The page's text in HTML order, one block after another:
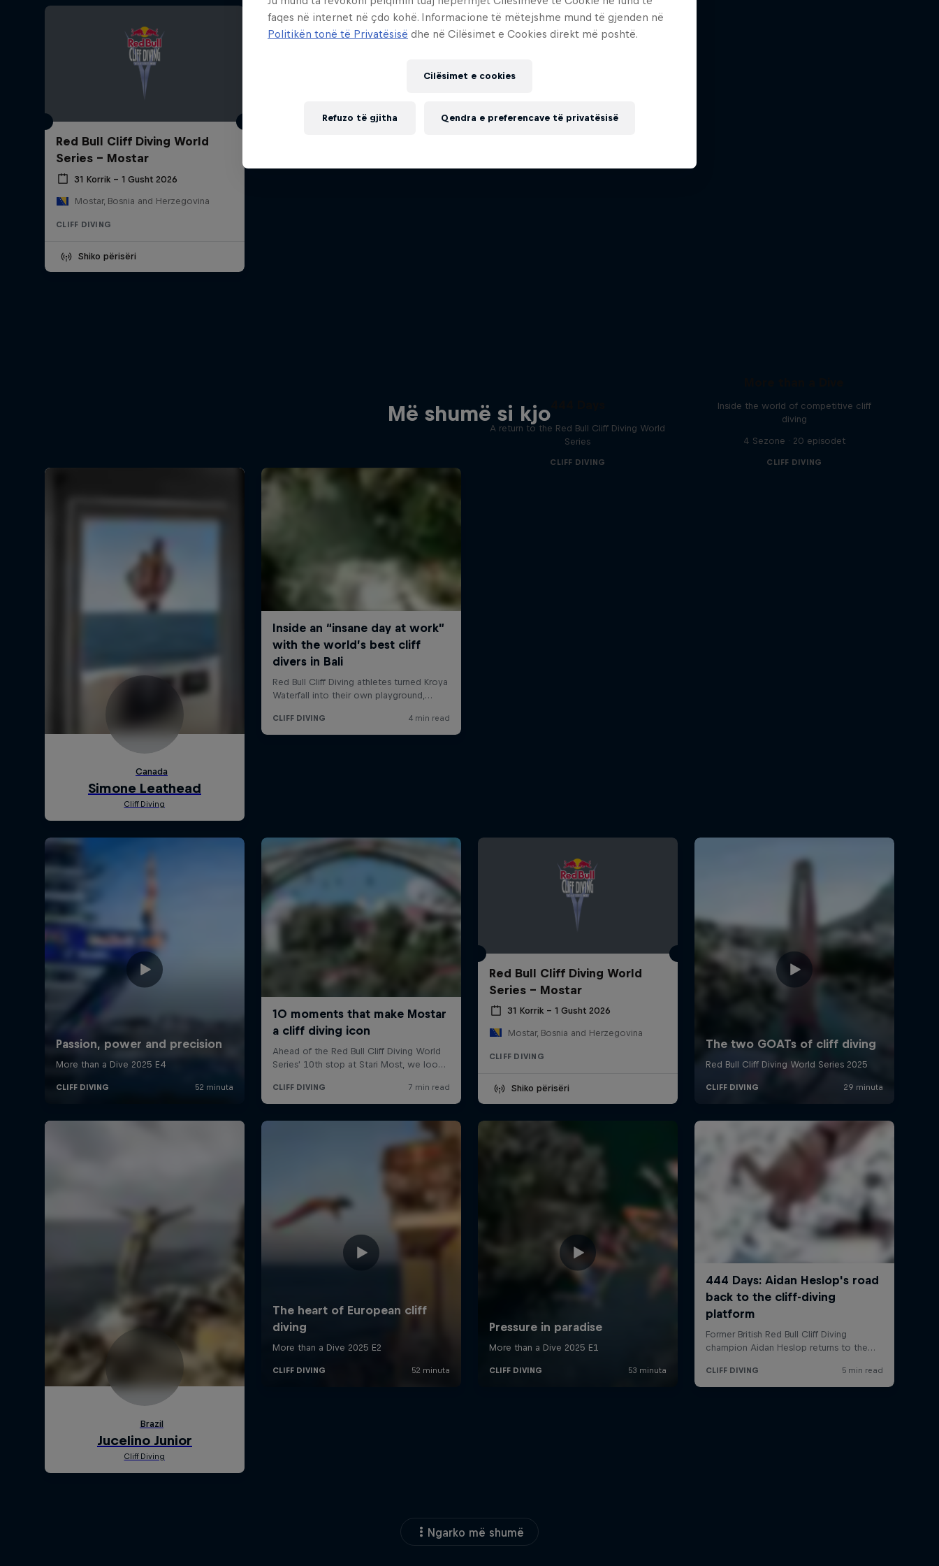
Red Bull Cliff Diving World
Series - Mostar
31 Korrik – 1 Gusht 2026
Mostar, Bosnia and Herzegovina
CLIFF DIVING
Shiko përisëri
Më shumë si kjo
A return to the Red Bull Cliff Diving World
Series
CLIFF DIVING
Inside the world of competitive cliff
diving
4 Sezone · 20 episodet
CLIFF DIVING
Red Bull Cliff Diving World
Series - Mostar
31 Korrik – 1 Gusht 2026
Mostar, Bosnia and Herzegovina
CLIFF DIVING
Shiko përisëri
Ngarko më shumë
faqes në internet në çdo kohë. Informacione të mëtejshme mund të gjenden në
Politikën tonë të Privatësisë dhe në Cilësimet e Cookies direkt më poshtë.
Cilësimet e cookies
Refuzo të gjitha Qendra e preferencave të privatësisë